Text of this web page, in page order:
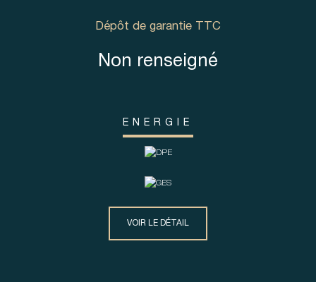
Dépôt de garantie TTC
Non renseigné
ENERGIE
VOIR LE DÉTAIL